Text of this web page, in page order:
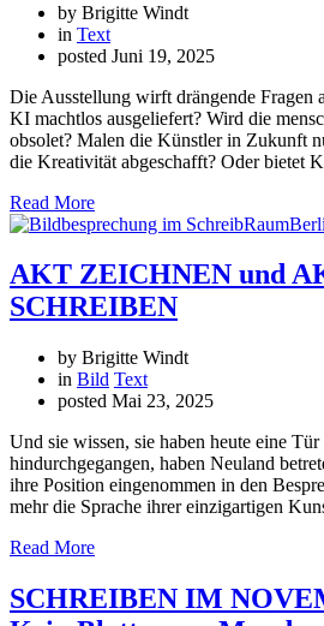
by Brigitte Windt
in Text
posted Juni 19, 2025
Die Ausstellung wirft drängende Fragen
KI machtlos ausgeliefert? Wird die
obsolet? Malen die Künstler in Zukunft
die Kreativität abgeschafft? Oder bietet
Read More
AKT ZEICHNEN und
SCHREIBEN
by Brigitte Windt
in Bild Text
posted Mai 23, 2025
Und sie wissen, sie haben heute eine
hindurchgegangen, haben Neuland
ihre Position eingenommen in den
mehr die Sprache ihrer einzigartigen
Read More
SCHREIBEN IM